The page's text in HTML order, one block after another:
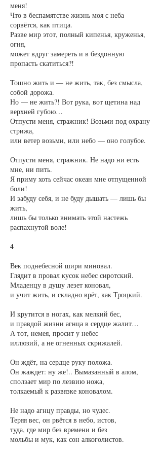
меня!
Что в беспамятстве жизнь моя с неба
сорвётся, как птица.
Разве мир этот, полный кипенья, круженья,
огня,
может вдруг замереть и в бездонную
пропасть скатиться?!
Тошно жить и — не жить, так, без смысла,
собой дорожа.
Но — не жить?! Вот рука, вот щетина над
верхней губою…
Отпусти меня, стражник! Возьми под охрану
стрижа,
или ветер возьми, или небо — оно голубое.
Отпусти меня, стражник. Не надо ни есть
мне, ни пить.
Я приму хоть сейчас океан мне отпущенной
боли!
И забуду себя, и не буду дышать — лишь бы
жить,
лишь бы только внимать этой настежь
распахнутой воле!
4
Век поднебесной шири миновал.
Глядит в провал кусок небес сиротский.
Младенцу в душу лезет коновал,
и учит жить, и складно врёт, как Троцкий.
И крутится в ногах, как мелкий бес,
и правдой жизни агнца в сердце жалит…
А тот, немея, просит у небес
иллюзий, а не огненных скрижалей.
Он ждёт, на сердце руку положа.
Он жаждет: ну же!.. Вымазанный в алом,
сползает мир по лезвию ножа,
толкаемый к развязке коновалом.
Не надо агнцу правды, но чудес.
Теряя вес, он рвётся в небо, истов,
туда, где мир без времени и без
мольбы и мук, как сон алкоголистов.